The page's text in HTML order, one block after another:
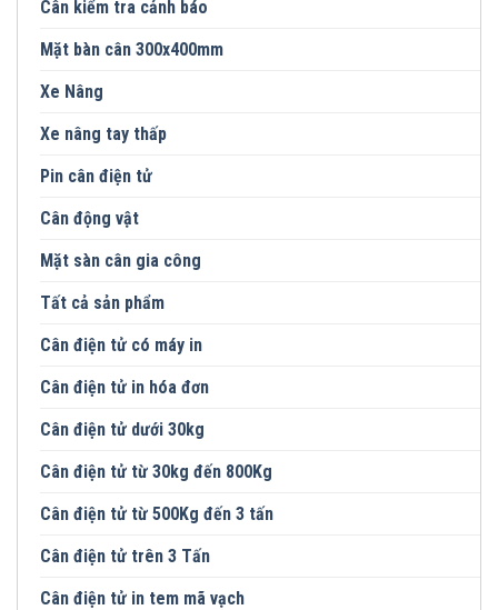
Cân kiểm tra cảnh báo
Mặt bàn cân 300x400mm
Xe Nâng
Xe nâng tay thấp
Pin cân điện tử
Cân động vật
Mặt sàn cân gia công
Tất cả sản phẩm
Cân điện tử có máy in
Cân điện tử in hóa đơn
Cân điện tử dưới 30kg
Cân điện tử từ 30kg đến 800Kg
Cân điện tử từ 500Kg đến 3 tấn
Cân điện tử trên 3 Tấn
Cân điện tử in tem mã vạch